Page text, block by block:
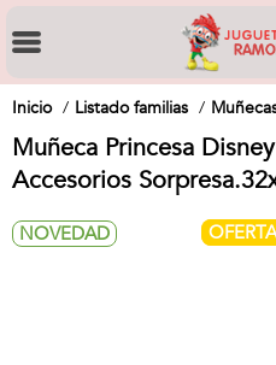
Inicio Listado familias
Muñeca Princesa
Accesorios
NOVEDAD OFERTA